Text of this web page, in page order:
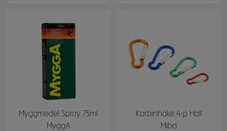
Myggmedel Spray 75ml
MyggA
Karbinhake 4-p Hall
Miba